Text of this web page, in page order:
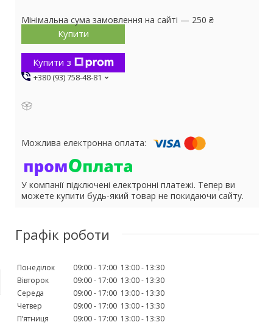
Мінімальна сума замовлення на сайті — 250 ₴
Купити
Купити з
+380 (93) 758-48-81
У компанії підключені електронні платежі. Тепер ви
можете купити будь-який товар не покидаючи сайту.
Графік роботи
Понеділок 09:00 17:00 13:00
13:30
Вівторок
09:00 17:00 13:00
13:30
Середа
09:00 17:00 13:00
13:30
Четвер
09:00 17:00 13:00
13:30
Пʼятниця
09:00 17:00 13:00 13:30